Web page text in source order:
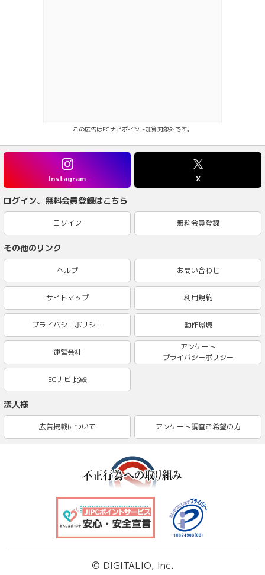
この広告はECナビポイント加算対象外です。
Instagram X
ログイン、無料会員登録はこちら
ログイン 無料会員登録
その他のリンク
ヘルプ お問い合わせ
サイトマップ 利用規約
プライバシーポリシー 動作環境
運営会社
アンケート
プライバシーポリシー
ECナビ 比較
法人様
広告掲載について アンケート調査ご希望の方
© DIGITALIO, Inc.